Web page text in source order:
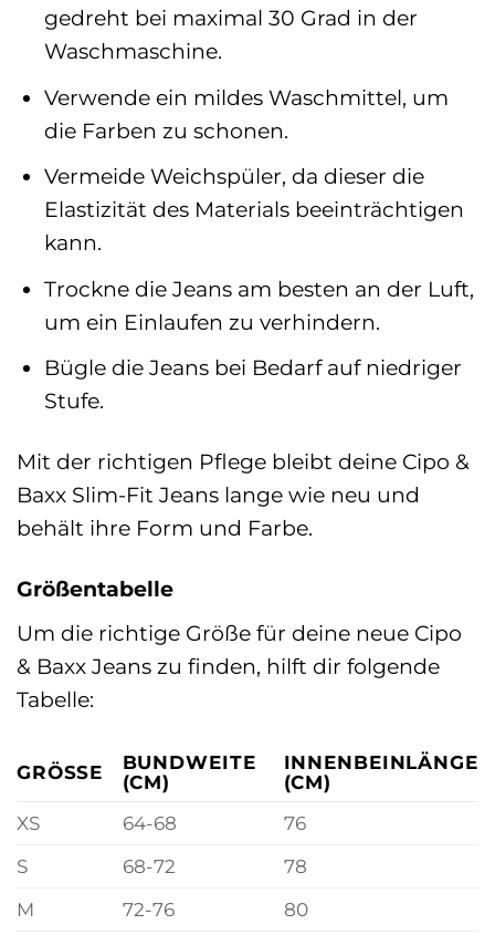
gedreht bei maximal 30 Grad in der
Waschmaschine.
Verwende ein mildes Waschmittel, um
die Farben zu schonen.
Vermeide Weichspüler, da dieser die
Elastizität des Materials beeinträchtigen
kann.
Trockne die Jeans am besten an der Luft,
um ein Einlaufen zu verhindern.
Bügle die Jeans bei Bedarf auf niedriger
Stufe.
Mit der richtigen Pflege bleibt deine Cipo &
Baxx Slim-Fit Jeans lange wie neu und
behält ihre Form und Farbe.
Größentabelle
Um die richtige Größe für deine neue Cipo
& Baxx Jeans zu finden, hilft dir folgende
Tabelle:
GRÖSSE
BUNDWEITE
(CM)
INNENBEINLÄNGE
(CM)
XS
64-68
76
S
68-72
78
M
72-76 80